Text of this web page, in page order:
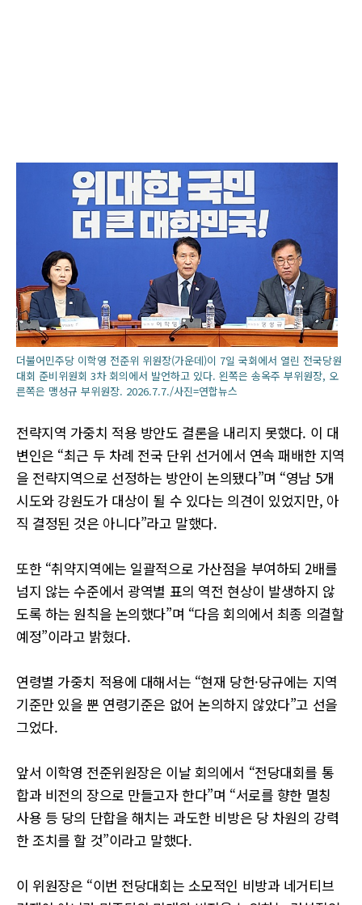
더불어민주당 이학영 전준위 위원장(가운데)이 7일 국회에서 열린 전국당원
대회 준비위원회 3차 회의에서 발언하고 있다. 왼쪽은 송옥주 부위원장, 오
른쪽은 맹성규 부위원장. 2026.7.7./사진=연합뉴스
전략지역 가중치 적용 방안도 결론을 내리지 못했다. 이 대
변인은 “최근 두 차례 전국 단위 선거에서 연속 패배한 지역
을 전략지역으로 선정하는 방안이 논의됐다”며 “영남 5개
시도와 강원도가 대상이 될 수 있다는 의견이 있었지만, 아
직 결정된 것은 아니다”라고 말했다.
또한 “취약지역에는 일괄적으로 가산점을 부여하되 2배를
넘지 않는 수준에서 광역별 표의 역전 현상이 발생하지 않
도록 하는 원칙을 논의했다”며 “다음 회의에서 최종 의결할
예정”이라고 밝혔다.
연령별 가중치 적용에 대해서는 “현재 당헌·당규에는 지역
기준만 있을 뿐 연령기준은 없어 논의하지 않았다”고 선을
그었다.
앞서 이학영 전준위원장은 이날 회의에서 “전당대회를 통
합과 비전의 장으로 만들고자 한다”며 “서로를 향한 멸칭
사용 등 당의 단합을 해치는 과도한 비방은 당 차원의 강력
한 조치를 할 것”이라고 말했다.
이 위원장은 “이번 전당대회는 소모적인 비방과 네거티브